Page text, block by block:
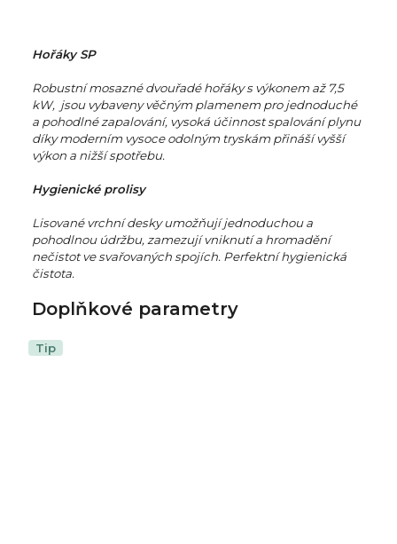
Hořáky SP
Robustní mosazné dvouřadé hořáky s výkonem až 7,5
kW, jsou vybaveny věčným plamenem pro jednoduché
a pohodlné zapalování, vysoká účinnost spalování plynu
díky moderním vysoce odolným tryskám přináší vyšší
výkon a nižší spotřebu.
Hygienické prolisy
Lisované vrchní desky umožňují jednoduchou a
pohodlnou údržbu, zamezují vniknutí a hromadění
nečistot ve svařovaných spojích. Perfektní hygienická
čistota.
Doplňkové parametry
Tip